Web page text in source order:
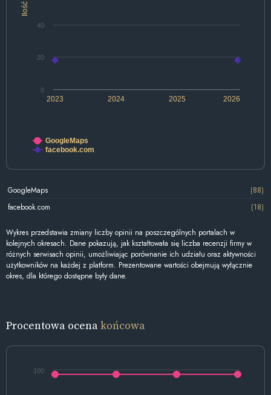
Ilość
2024 2026
2023 2025
0
20
40
GoogleMaps
facebook.com
GoogleMaps
(88)
facebook.com
(18)
Wykres przedstawia zmiany liczby opinii na poszczególnych portalach w
kolejnych okresach. Dane pokazują, jak kształtowała się liczba recenzji firmy w
różnych serwisach opinii, umożliwiając porównanie ich udziału oraz aktywności
użytkowników na każdej z platform. Prezentowane wartości obejmują wyłącznie
okres, dla którego dostępne były dane.
Procentowa ocenakońcowa
100